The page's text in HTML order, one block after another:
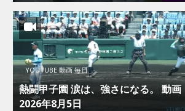
YOUTUBE 動画 毎日
熱闘甲子園 涙は、強さになる。 動画
2026年8月5日